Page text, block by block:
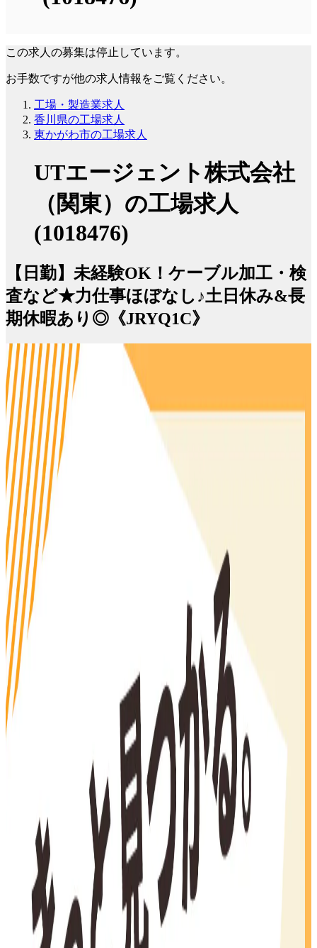
この求人の募集は停止しています。
お手数ですが他の求人情報をご覧ください。
工場・製造業求人
香川県の工場求人
東かがわ市の工場求人
UTエージェント株式会社
（関東）の工場求人
(1018476)
【日勤】未経験OK！ケーブル加工・検
査など★力仕事ほぼなし♪土日休み&長
期休暇あり◎《JRYQ1C》